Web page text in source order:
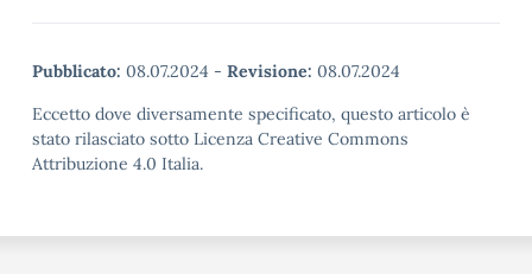
Pubblicato: 08.07.2024 - Revisione: 08.07.2024
Eccetto dove diversamente specificato, questo articolo è
stato rilasciato sotto Licenza Creative Commons
Attribuzione 4.0 Italia.